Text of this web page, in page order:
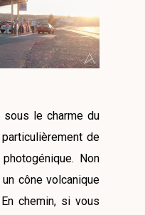
le charme du
de
Non
un cône volcanique
chemin, si vous